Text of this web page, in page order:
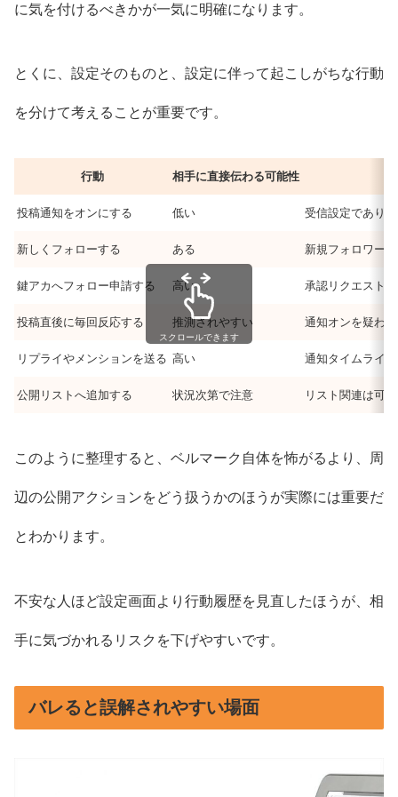
に気を付けるべきかが一気に明確になります。
とくに、設定そのものと、設定に伴って起こしがちな行動
を分けて考えることが重要です。
行動 相手に直接伝わる可能性
投稿通知をオンにする 低い 受信設定であり
新しくフォローする ある 新規フォロワー
鍵アカへフォロー申請する 高い 承認リクエスト
投稿直後に毎回反応する 推測されやすい 通知オンを疑わ
リプライやメンションを送る 高い 通知タイムライ
公開リストへ追加する 状況次第で注意 リスト関連は可
スクロールできます
このように整理すると、ベルマーク自体を怖がるより、周
辺の公開アクションをどう扱うかのほうが実際には重要だ
とわかります。
不安な人ほど設定画面より行動履歴を見直したほうが、相
手に気づかれるリスクを下げやすいです。
バレると誤解されやすい場面